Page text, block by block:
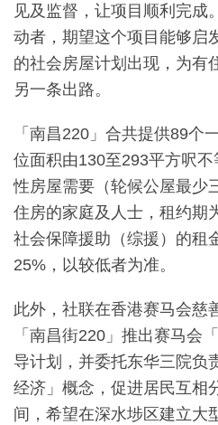
见及监督，让项目顺利完成
动者，期望这个项目能够启
的社会房屋计划出现，为有
另一条出路。
「南昌220」合共提供89个
位面积由130至293平方呎
性房屋需要（轮候公屋最少
住房的家庭及人士，租约期
社会保障援助（综援）的租
25%，以较低者为准。
此外，社联在香港赛马会慈
「南昌街220」推出赛马会
导计划，并委托东华三院负
经济」概念，促进居民互相
间，希望在深水埗区建立大